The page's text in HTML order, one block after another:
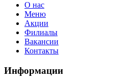
О нас
Меню
Акции
Филиалы
Вакансии
Контакты
Информации